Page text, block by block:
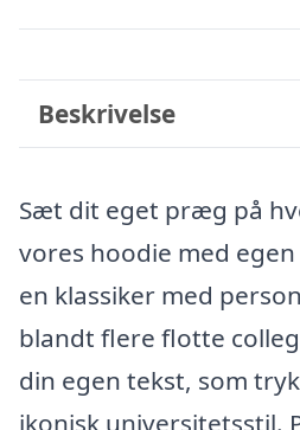
Beskrivelse
Sæt dit eget præg på
vores hoodie med
en klassiker med
blandt flere flotte
din egen tekst, som
ikonisk universitetsstil.